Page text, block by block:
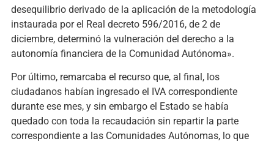
desequilibrio derivado de la aplicación de la metodología
instaurada por el Real decreto 596/2016, de 2 de
diciembre, determinó la vulneración del derecho a la
autonomía financiera de la Comunidad Autónoma».
Por último, remarcaba el recurso que, al final, los
ciudadanos habían ingresado el IVA correspondiente
durante ese mes, y sin embargo el Estado se había
quedado con toda la recaudación sin repartir la parte
correspondiente a las Comunidades Autónomas, lo que